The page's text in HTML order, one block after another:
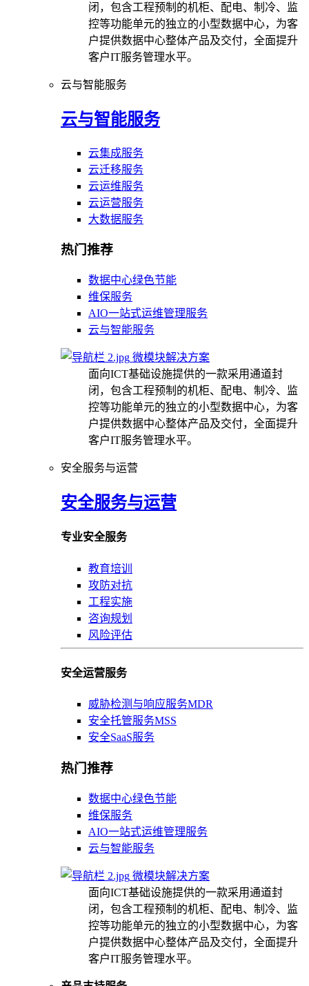
闭，包含工程预制的机柜、配电、制冷、监
控等功能单元的独立的小型数据中心，为客
户提供数据中心整体产品及交付，全面提升
客户IT服务管理水平。
云与智能服务
云与智能服务
云集成服务
云迁移服务
云运维服务
云运营服务
大数据服务
热门推荐
数据中心绿色节能
维保服务
AIO一站式运维管理服务
云与智能服务
微模块解决方案
面向ICT基础设施提供的一款采用通道封
闭，包含工程预制的机柜、配电、制冷、监
控等功能单元的独立的小型数据中心，为客
户提供数据中心整体产品及交付，全面提升
客户IT服务管理水平。
安全服务与运营
安全服务与运营
专业安全服务
教育培训
攻防对抗
工程实施
咨询规划
风险评估
安全运营服务
威胁检测与响应服务MDR
安全托管服务MSS
安全SaaS服务
热门推荐
数据中心绿色节能
维保服务
AIO一站式运维管理服务
云与智能服务
微模块解决方案
面向ICT基础设施提供的一款采用通道封
闭，包含工程预制的机柜、配电、制冷、监
控等功能单元的独立的小型数据中心，为客
户提供数据中心整体产品及交付，全面提升
客户IT服务管理水平。